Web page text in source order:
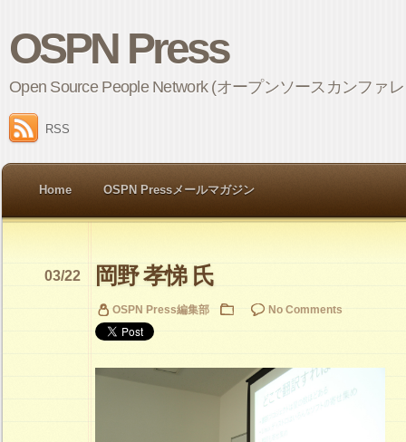
OSPN Press
Open Source People Network (オープンソースカンファ
RSS
Home OSPN Pressメールマガジン
岡野 孝悌 氏
03/22
OSPN Press編集部 No Comments